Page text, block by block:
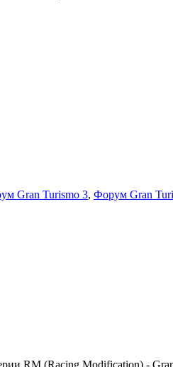
Gran Turismo 3, Форум Gran
RM (Racing Modification) -